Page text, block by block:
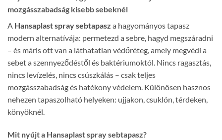
mozgásszabadság kisebb sebeknél
A Hansaplast spray sebtapasz a hagyományos tapasz
modern alternatívája: permetezd a sebre, hagyd megszáradni
– és máris ott van a láthatatlan védőréteg, amely megvédi a
sebet a szennyeződéstől és baktériumoktól. Nincs ragasztás,
nincs levízelés, nincs csúszkálás – csak teljes
mozgásszabadság és hatékony védelem. Különösen hasznos
nehezen tapaszolható helyeken: ujjakon, csuklón, térdeken,
könyöknél.
Mit nyújt a Hansaplast spray sebtapasz?